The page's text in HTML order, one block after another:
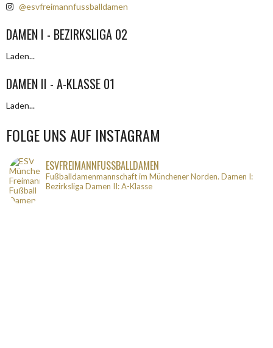
@esvfreimannfussballdamen
DAMEN I - BEZIRKSLIGA 02
Laden...
DAMEN II - A-KLASSE 01
Laden...
FOLGE UNS AUF INSTAGRAM
ESVFREIMANNFUSSBALLDAMEN
Fußballdamenmannschaft im Münchener Norden. Damen I:
Bezirksliga Damen II: A-Klasse